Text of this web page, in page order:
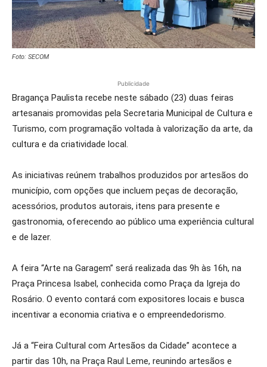
Foto: SECOM
Publicidade
Bragança Paulista recebe neste sábado (23) duas feiras
artesanais promovidas pela Secretaria Municipal de Cultura e
Turismo, com programação voltada à valorização da arte, da
cultura e da criatividade local.
As iniciativas reúnem trabalhos produzidos por artesãos do
município, com opções que incluem peças de decoração,
acessórios, produtos autorais, itens para presente e
gastronomia, oferecendo ao público uma experiência cultural
e de lazer.
A feira “Arte na Garagem” será realizada das 9h às 16h, na
Praça Princesa Isabel, conhecida como Praça da Igreja do
Rosário. O evento contará com expositores locais e busca
incentivar a economia criativa e o empreendedorismo.
Já a “Feira Cultural com Artesãos da Cidade” acontece a
partir das 10h, na Praça Raul Leme, reunindo artesãos e